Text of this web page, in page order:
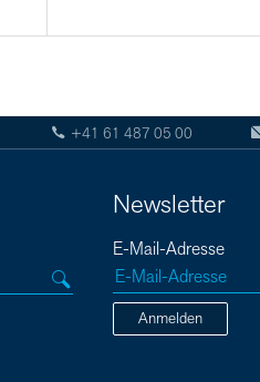
+41 61 487 05 00
Newsletter
E-Mail-Adresse
Anmelden